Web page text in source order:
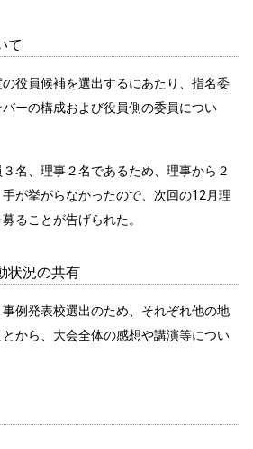
て
役員候補を選出するにあたり、指名委
ーの構成および役員側の委員につい
名、理事２名であるため、理事から２
が挙がらなかったので、次回の12月理
ることが告げられた。
状況の共有
例発表校選出のため、それぞれ他の地
から、大会全体の感想や講演等につい